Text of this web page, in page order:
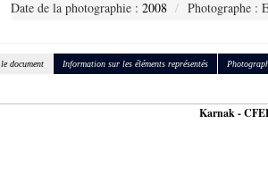
Date de la photographie : 2008 Photographe :
document Information sur les éléments représentés